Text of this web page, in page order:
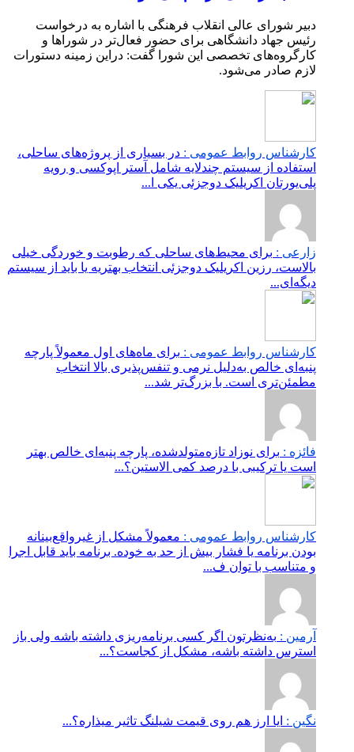
دبیر شورای عالی انقلاب فرهنگی با اشاره به درخواست
رئیس جهاد دانشگاهی برای حضور فعال‌تر در شوراها و
کارگروه‌های تخصصی این شورا گفت: دراین زمینه دستورات
لازم صادر می‌شود.
کارشناس روابط عمومی : در بسیاری از پروژه‌های ساحلی،
استفاده از سیستم چندلایه شامل آستر اپوکسی و رویه
پلی‌یورتان اکریلیک دوجزئی یکی ا...
زارعی : برای محیط‌های ساحلی که رطوبت و خوردگی خیلی
بالاست، رزین اکریلیک دوجزئی انتخاب بهتریه یا باید از سیستم
دیگه‌ای...
کارشناس روابط عمومی : برای ماه‌های اول معمولاً پارچه
پنبه‌ای خالص به‌دلیل نرمی و تنفس‌پذیری بالا انتخاب
مطمئن‌تری است. با بزرگ‌تر شد...
فائزه : برای نوزاد تازه‌متولدشده، پارچه پنبه‌ای خالص بهتر
است یا ترکیبی با درصد کمی الاستین؟...
کارشناس روابط عمومی : معمولاً مشکل از غیرواقع‌بینانه
بودن برنامه یا فشار بیش از حد به خوده. برنامه باید قابل اجرا
و متناسب با توان ف...
آرمین : به‌نظرتون اگر کسی برنامه‌ریزی داشته باشه ولی باز
استرس داشته باشه، مشکل از کجاست؟...
نگین : ایا ارز هم روی قیمت شیلنگ تاثیر میذاره؟...